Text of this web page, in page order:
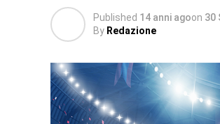
Published 14 anni agoon 30
By Redazione